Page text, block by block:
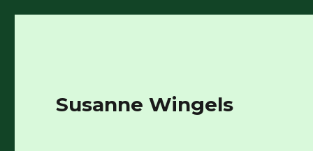
Susanne Wingels